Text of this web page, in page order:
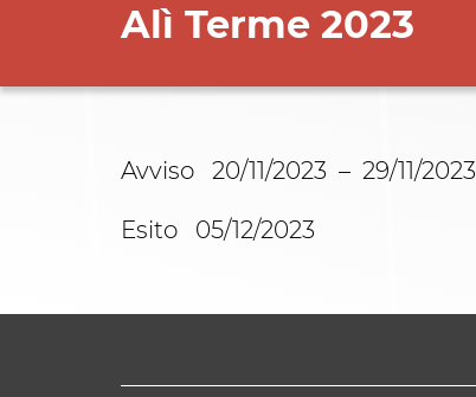
Alì Terme 2023
Avviso 20/11/2023 – 29/11/2023
Esito 05/12/2023